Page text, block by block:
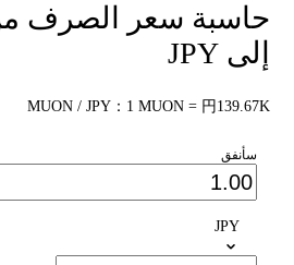
إلى JPY
MUON / JPY：1 MUON = 円139.67K
سأنفق
JPY